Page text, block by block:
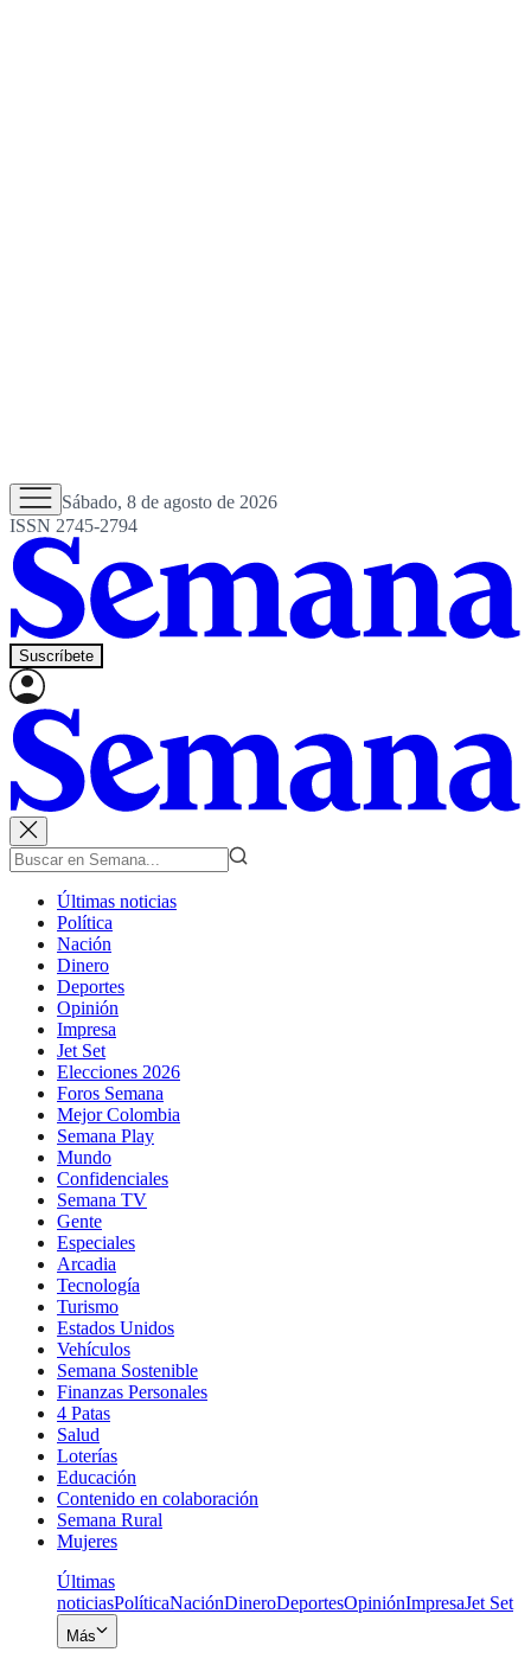
Sábado, 8 de agosto de 2026
ISSN 2745-2794
Suscríbete
Últimas noticias
Política
Nación
Dinero
Deportes
Opinión
Impresa
Jet Set
Elecciones 2026
Foros Semana
Mejor Colombia
Semana Play
Mundo
Confidenciales
Semana TV
Gente
Especiales
Arcadia
Tecnología
Turismo
Estados Unidos
Vehículos
Semana Sostenible
Finanzas Personales
4 Patas
Salud
Loterías
Educación
Contenido en colaboración
Semana Rural
Mujeres
Últimas
noticiasPolíticaNaciónDineroDeportesOpiniónImpresaJet Set
Más